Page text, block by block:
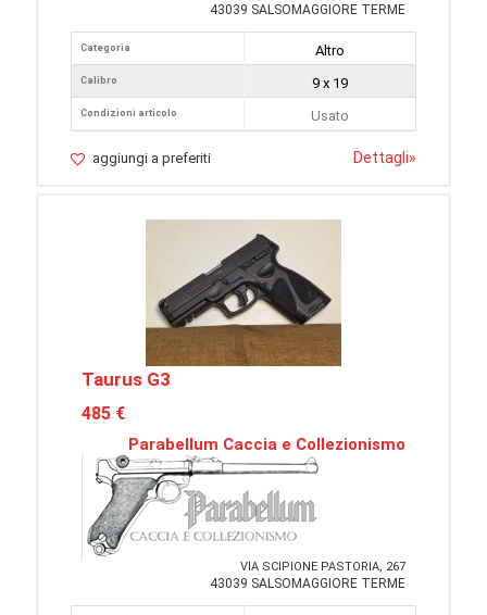
43039 SALSOMAGGIORE TERME
Categoria
Calibro
Condizioni articolo
Altro
9 x 19
Usato
aggiungi a preferiti Dettagli»
Taurus G3
485 €
Parabellum Caccia e Collezionismo
VIA SCIPIONE PASTORIA, 267
43039 SALSOMAGGIORE TERME